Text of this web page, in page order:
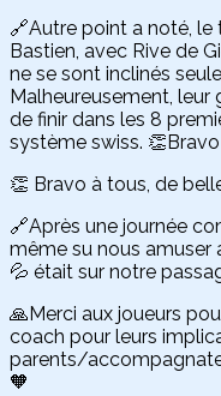
🔗Autre point a noté,
Bastien, avec Rive de
ne se sont inclinés
Malheureusement,
de finir dans les 8
système swiss.
👏 Bravo à tous, de
🔗Après une journée
même su nous amuser
💦 était sur notre
🙏Merci aux joueurs
coach pour leurs
parents/
🧡